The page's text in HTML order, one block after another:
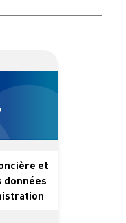
et
données